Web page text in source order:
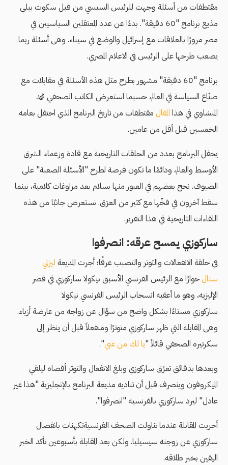
مقتطفات من أسئلة وجهت للرئيس السيسي من قبل سكوت بيلي
مذيع برنامج "60 دقيقة". بدءًا عن عدد المعتقلين السياسيين في
مصر مرورًا بالعلاقات مع إسرائيل والوضع في سيناء. وهى أسئلة ربما
يصعب طرحها على الرئيس في الاعلام المصري.
برنامج "60 دقيقة" مشهور بطرح مثل هذه الأسئلة في مقابلات مع
صنّاع السياسة في العالم، حسبما استعرض الكاتب الصحفي محمد
المنشاوي في هذا المقال مقتطفات من تاريخ البرنامج الذي احتفل بعامه
الخمسين قبل أقل من عامين.
يحفل البرنامج بعدد من الحلقات التاريخية مع قادة وزعماء الشرق
الأوسط والعالم، ودائمًا ما تكون فرصة لطرح "الأسئلة الصعبة" على
الضيوف. نجح بعضهم في العبور منها بسلام بعد مراوغات كلامية، بينما
سقط آخرون في فخّها مع كثير من العرَق. نستعرض جانبًا من هذه
اللقاءات التاريخية في هذا التقرير.
ساركوزي يمسح عرقه: انصرفوا
في حلقة الانفعالات والتوتر والتصبب عرقًا؛ أجرت المذيعة ليزلي
ستالحوارًا مع الرئيس الفرنسي الأسبق نيكولا ساركوزي في قصر
الإليزيه، وهو ما أعقبه انسحاب الرئيس الفرنسي نيكولا
ساركوزي مستاءًا بشكل واضح من سؤال عن زواجه من عارضة أزياء.
وهى المقابلة التي ظهر ساركوزي متوترًا ومنفعلاً قبل أن ينظر إلى
سكرتيره الصحفي قائلاً "يا لك من غبي".
وبعدها بدقائق تعرّق ساركوزي وبلغ الانفعال والتوتر أقصاه ليلقي
الميكروفون وينصرف قبل أن تناديه مذيعة البرنامج بالإنجليزية "هذا غير
عادل" ليرد ساركوزي بالفرنسية "انصرفوا".
أجريت المقابلة عندما تناولت الصحف الفرنسيةتكهنات بانفصال
ساركوزي عن زوجنه سيسيليا. ولكن بعد المقابلة بأسبوعين تأكد الخبر
اليقين بخبر طلاقه.